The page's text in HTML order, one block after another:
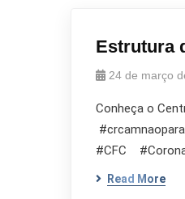
Estrutura
24 de março
Conheça o
#CFC
Read More